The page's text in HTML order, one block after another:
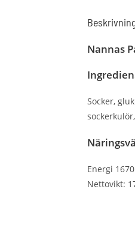
Nannas
Socker,
Energi
Nettovikt: